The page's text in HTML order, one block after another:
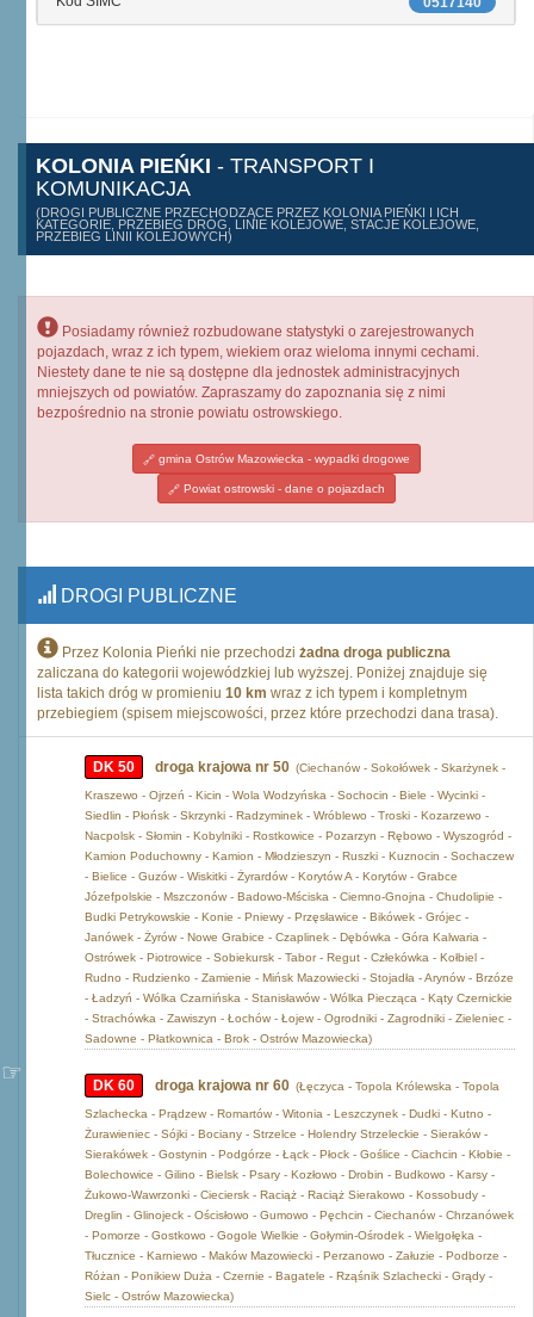
KOLONIA PIEŃKI - TRANSPORT I
KOMUNIKACJA
(DROGI PUBLICZNE PRZECHODZĄCE PRZEZ KOLONIA PIEŃKI I ICH
KATEGORIE, PRZEBIEG DRÓG, LINIE KOLEJOWE, STACJE KOLEJOWE,
PRZEBIEG LINII KOLEJOWYCH)
Posiadamy również rozbudowane statystyki o zarejestrowanych
pojazdach, wraz z ich typem, wiekiem oraz wieloma innymi cechami.
Niestety dane te nie są dostępne dla jednostek administracyjnych
mniejszych od powiatów. Zapraszamy do zapoznania się z nimi
bezpośrednio na stronie powiatu ostrowskiego.
gmina Ostrów Mazowiecka - wypadki drogowe
Powiat ostrowski - dane o pojazdach
DROGI PUBLICZNE
Przez Kolonia Pieńki nie przechodzi żadna droga publiczna
zaliczana do kategorii wojewódzkiej lub wyższej. Poniżej znajduje się
lista takich dróg w promieniu 10 km wraz z ich typem i kompletnym
przebiegiem (spisem miejscowości, przez które przechodzi dana trasa).
DK 50 droga krajowa nr 50 (Ciechanów - Sokołówek - Skarżynek -
Kraszewo - Ojrzeń - Kicin - Wola Wodzyńska - Sochocin - Biele - Wycinki -
Siedlin - Płońsk - Skrzynki - Radzyminek - Wróblewo - Troski - Kozarzewo -
Nacpolsk - Słomin - Kobylniki - Rostkowice - Pozarzyn - Rębowo - Wyszogród -
Kamion Poduchowny - Kamion - Młodzieszyn - Ruszki - Kuznocin - Sochaczew
- Bielice - Guzów - Wiskitki - Żyrardów - Korytów A - Korytów - Grabce
Józefpolskie - Mszczonów - Badowo-Mściska - Ciemno-Gnojna - Chudolipie -
Budki Petrykowskie - Konie - Pniewy - Przęsławice - Bikówek - Grójec -
Janówek - Żyrów - Nowe Grabice - Czaplinek - Dębówka - Góra Kalwaria -
Ostrówek - Piotrowice - Sobiekursk - Tabor - Regut - Człekówka - Kołbiel -
Rudno - Rudzienko - Zamienie - Mińsk Mazowiecki - Stojadła - Arynów - Brzóze
- Ładzyń - Wólka Czarnińska - Stanisławów - Wólka Piecząca - Kąty Czernickie
- Strachówka - Zawiszyn - Łochów - Łojew - Ogrodniki - Zagrodniki - Zieleniec -
Sadowne - Płatkownica - Brok - Ostrów Mazowiecka)
DK 60 droga krajowa nr 60 (Łęczyca - Topola Królewska - Topola
Szlachecka - Prądzew - Romartów - Witonia - Leszczynek - Dudki - Kutno -
Żurawieniec - Sójki - Bociany - Strzelce - Holendry Strzeleckie - Sieraków -
Sierakówek - Gostynin - Podgórze - Łąck - Płock - Goślice - Ciachcin - Kłobie -
Bolechowice - Gilino - Bielsk - Psary - Kozłowo - Drobin - Budkowo - Karsy -
Żukowo-Wawrzonki - Cieciersk - Raciąż - Raciąż Sierakowo - Kossobudy -
Dreglin - Glinojeck - Ościsłowo - Gumowo - Pęchcin - Ciechanów - Chrzanówek
- Pomorze - Gostkowo - Gogole Wielkie - Gołymin-Ośrodek - Wielgołęka -
Tłucznice - Karniewo - Maków Mazowiecki - Perzanowo - Załuzie - Podborze -
Różan - Ponikiew Duża - Czernie - Bagatele - Rząśnik Szlachecki - Grądy -
Sielc - Ostrów Mazowiecka)